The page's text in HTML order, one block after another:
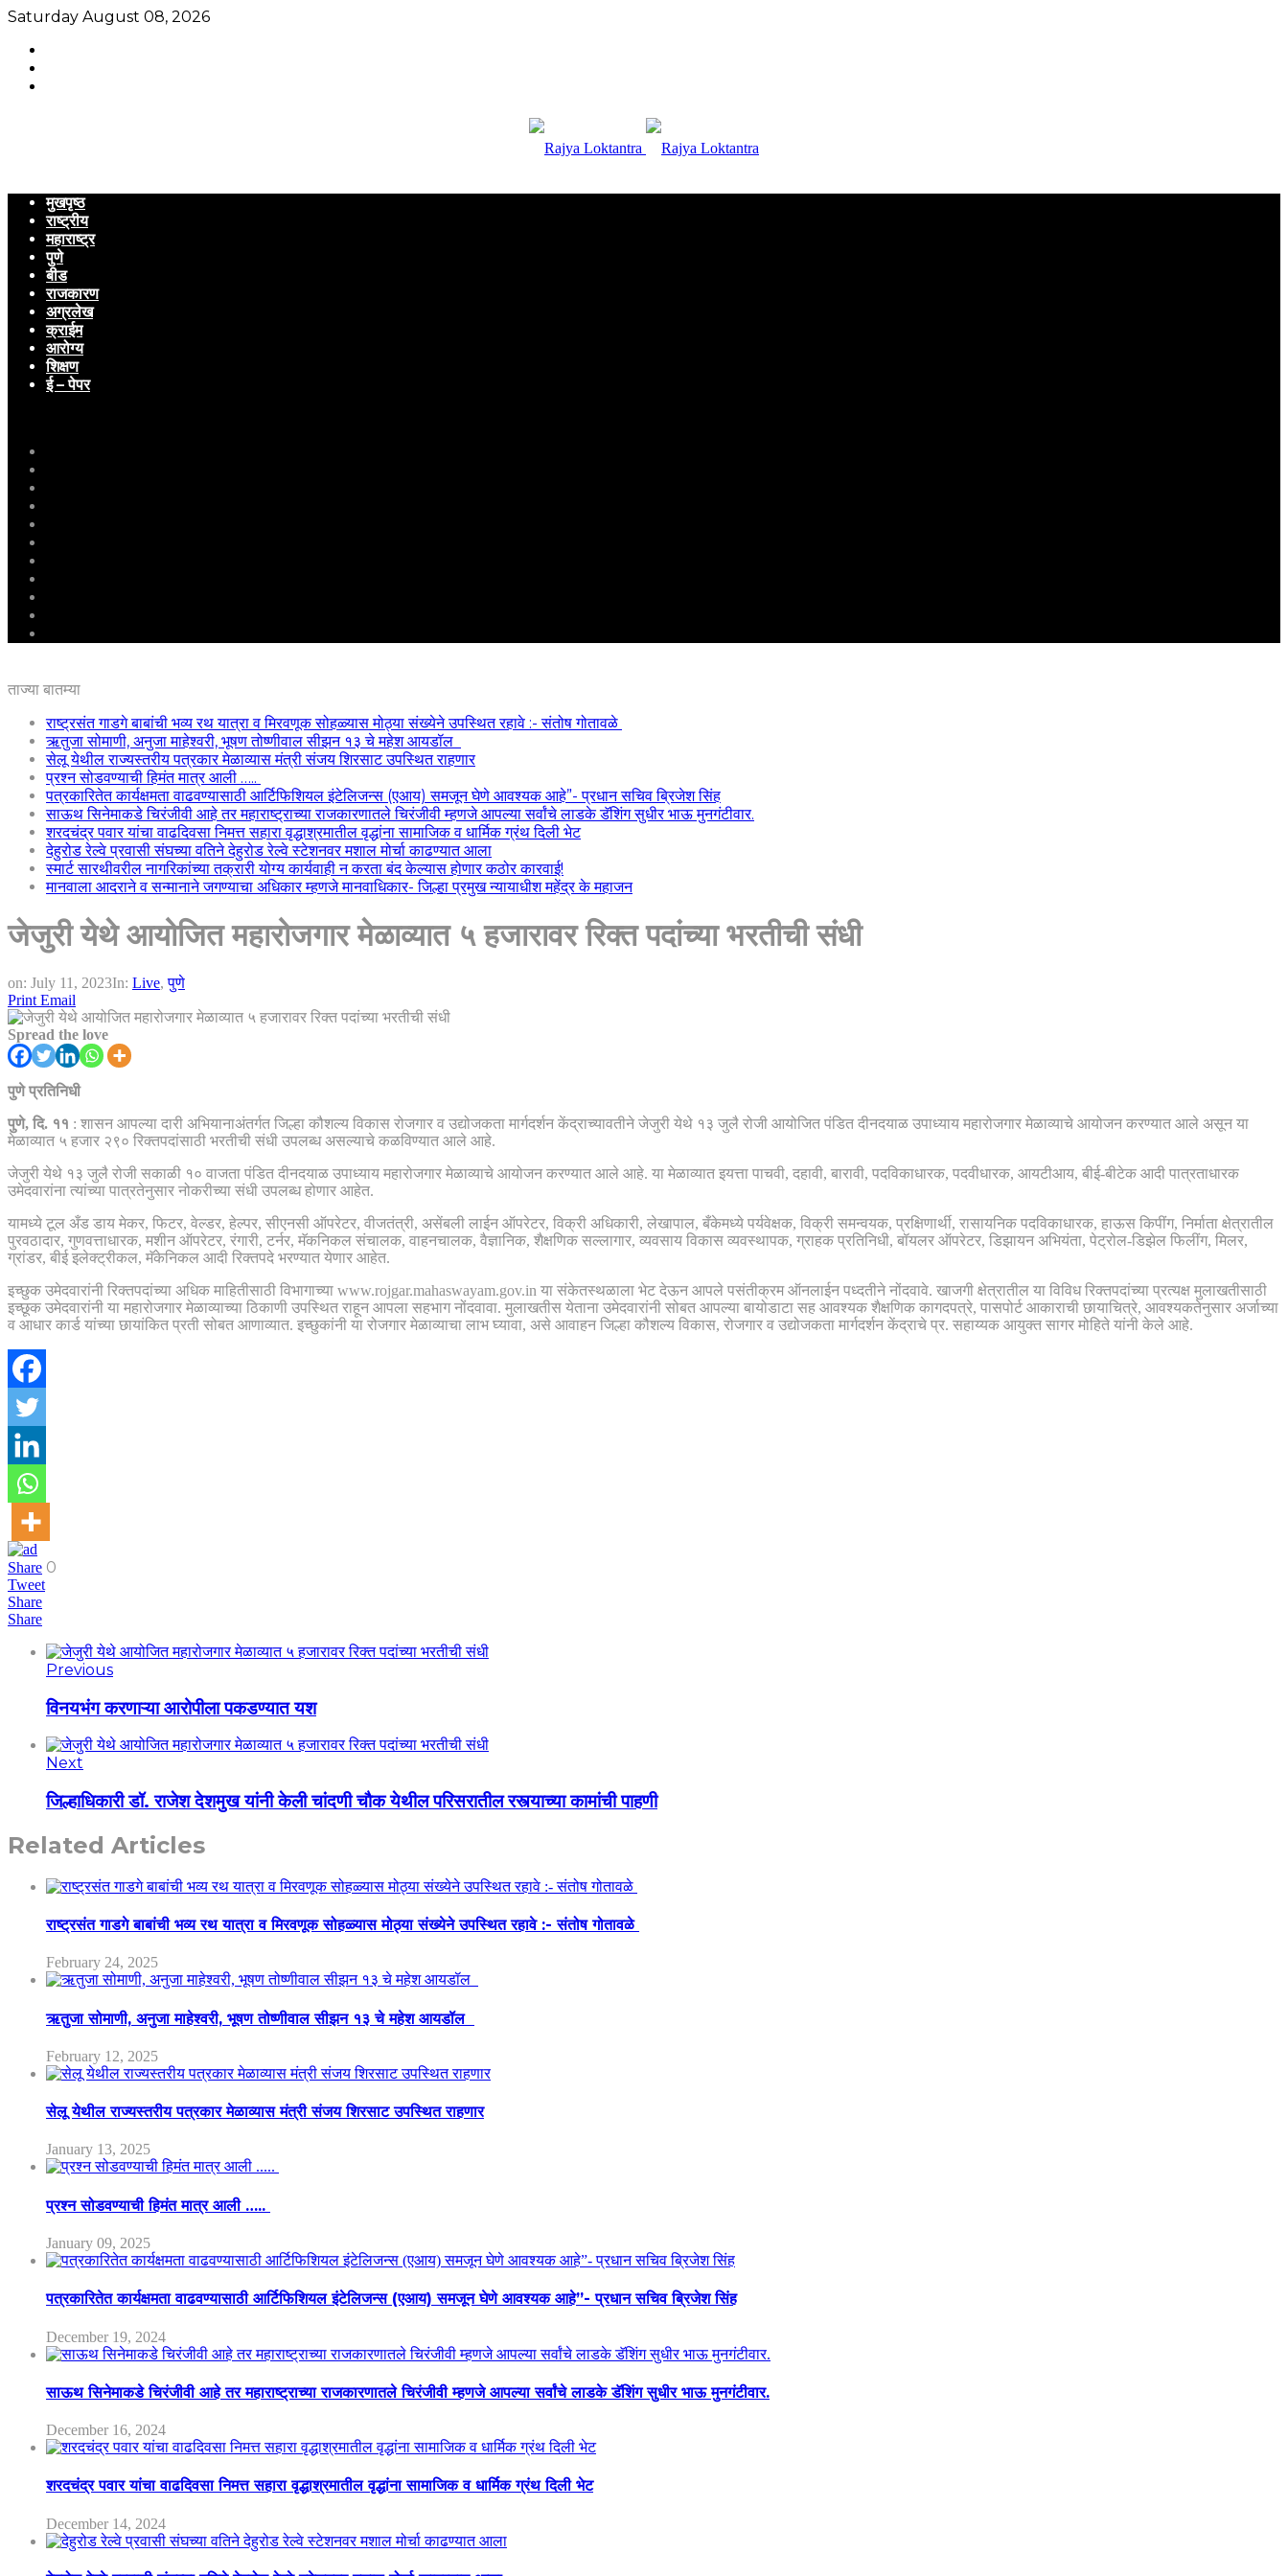
Saturday August 08, 2026
मुखपृष्ठ
राष्ट्रीय
महाराष्ट्र
पुणे
बीड
राजकारण
अग्रलेख
क्राईम
आरोग्य
शिक्षण
ई – पेपर
ताज्या बातम्या
राष्ट्रसंत गाडगे बाबांची भव्य रथ यात्रा व मिरवणूक सोहळ्यास मोठ्या संख्येने उपस्थित रहावे :- संतोष गोतावळे
ऋतुजा सोमाणी, अनुजा माहेश्वरी, भूषण तोष्णीवाल सीझन १३ चे महेश आयडॉल
सेलू येथील राज्यस्तरीय पत्रकार मेळाव्यास मंत्री संजय शिरसाट उपस्थित राहणार
प्रश्न सोडवण्याची हिमंत मात्र आली …..
पत्रकारितेत कार्यक्षमता वाढवण्यासाठी आर्टिफिशियल इंटेलिजन्स (एआय) समजून घेणे आवश्यक आहे”- प्रधान सचिव ब्रिजेश सिंह
साऊथ सिनेमाकडे चिरंजीवी आहे तर महाराष्ट्राच्या राजकारणातले चिरंजीवी म्हणजे आपल्या सर्वांचे लाडके डॅशिंग सुधीर भाऊ मुनगंटीवार.
शरदचंद्र पवार यांचा वाढदिवसा निमत्त सहारा वृद्धाश्रमातील वृद्धांना सामाजिक व धार्मिक ग्रंथ दिली भेट
देहुरोड रेल्वे प्रवासी संघच्या वतिने देहुरोड रेल्वे स्टेशनवर मशाल मोर्चा काढण्यात आला
स्मार्ट सारथीवरील नागरिकांच्या तक्रारी योग्य कार्यवाही न करता बंद केल्यास होणार कठोर कारवाई!
मानवाला आदराने व सन्मानाने जगण्याचा अधिकार म्हणजे मानवाधिकार- जिल्हा प्रमुख न्यायाधीश महेंद्र के महाजन
जेजुरी येथे आयोजित महारोजगार मेळाव्यात ५ हजारावर रिक्त पदांच्या भरतीची संधी
on: July 11, 2023In: Live,पुणे
Print Email
Spread the love
पुणे प्रतिनिधी
पुणे, दि. ११ : शासन आपल्या दारी अभियानाअंतर्गत जिल्हा कौशल्य विकास रोजगार व उद्योजकता मार्गदर्शन केंद्राच्यावतीने जेजुरी येथे १३ जुलै रोजी आयोजित पंडित दीनदयाळ उपाध्याय महारोजगार मेळाव्याचे आयोजन करण्यात आले असून या
मेळाव्यात ५ हजार २९० रिक्तपदांसाठी भरतीची संधी उपलब्ध असल्याचे कळविण्यात आले आहे.
जेजुरी येथे १३ जुलै रोजी सकाळी १० वाजता पंडित दीनदयाळ उपाध्याय महारोजगार मेळाव्याचे आयोजन करण्यात आले आहे. या मेळाव्यात इयत्ता पाचवी, दहावी, बारावी, पदविकाधारक, पदवीधारक, आयटीआय, बीई-बीटेक आदी पात्रताधारक
उमेदवारांना त्यांच्या पात्रतेनुसार नोकरीच्या संधी उपलब्ध होणार आहेत.
यामध्ये टूल अँड डाय मेकर, फिटर, वेल्डर, हेल्पर, सीएनसी ऑपरेटर, वीजतंत्री, असेंबली लाईन ऑपरेटर, विक्री अधिकारी, लेखापाल, बँकेमध्ये पर्यवेक्षक, विक्री समन्वयक, प्रक्षिणार्थी, रासायनिक पदविकाधारक, हाऊस किपींग, निर्माता क्षेत्रातील
पुरवठादार, गुणवत्ताधारक, मशीन ऑपरेटर, रंगारी, टर्नर, मॅकनिकल संचालक, वाहनचालक, वैज्ञानिक, शैक्षणिक सल्लागार, व्यवसाय विकास व्यवस्थापक, ग्राहक प्रतिनिधी, बॉयलर ऑपरेटर, डिझायन अभियंता, पेट्रोल-डिझेल फिलींग, मिलर,
ग्रांडर, बीई इलेक्ट्रीकल, मॅकेनिकल आदी रिक्तपदे भरण्यात येणार आहेत.
इच्छुक उमेदवारांनी रिक्तपदांच्या अधिक माहितीसाठी विभागाच्या www.rojgar.mahaswayam.gov.in या संकेतस्थळाला भेट देऊन आपले पसंतीक्रम ऑनलाईन पध्दतीने नोंदवावे. खाजगी क्षेत्रातील या विविध रिक्तपदांच्या प्रत्यक्ष मुलाखतीसाठी
इच्छूक उमेदवारांनी या महारोजगार मेळाव्याच्या ठिकाणी उपस्थित राहून आपला सहभाग नोंदवावा. मुलाखतीस येताना उमेदवारांनी सोबत आपल्या बायोडाटा सह आवश्यक शैक्षणिक कागदपत्रे, पासपोर्ट आकाराची छायाचित्रे, आवश्यकतेनुसार अर्जाच्या
व आधार कार्ड यांच्या छायांकित प्रती सोबत आणाव्यात. इच्छुकांनी या रोजगार मेळाव्याचा लाभ घ्यावा, असे आवाहन जिल्हा कौशल्य विकास, रोजगार व उद्योजकता मार्गदर्शन केंद्राचे प्र. सहाय्यक आयुक्त सागर मोहिते यांनी केले आहे.
Share 0
Tweet
Share
Share
Previous
विनयभंग करणाऱ्या आरोपीला पकडण्यात यश
Next
जिल्हाधिकारी डॉ. राजेश देशमुख यांनी केली चांदणी चौक येथील परिसरातील रस्त्याच्या कामांची पाहणी
Related Articles
राष्ट्रसंत गाडगे बाबांची भव्य रथ यात्रा व मिरवणूक सोहळ्यास मोठ्या संख्येने उपस्थित रहावे :- संतोष गोतावळे
February 24, 2025
ऋतुजा सोमाणी, अनुजा माहेश्वरी, भूषण तोष्णीवाल सीझन १३ चे महेश आयडॉल
February 12, 2025
सेलू येथील राज्यस्तरीय पत्रकार मेळाव्यास मंत्री संजय शिरसाट उपस्थित राहणार
January 13, 2025
प्रश्न सोडवण्याची हिमंत मात्र आली …..
January 09, 2025
पत्रकारितेत कार्यक्षमता वाढवण्यासाठी आर्टिफिशियल इंटेलिजन्स (एआय) समजून घेणे आवश्यक आहे”- प्रधान सचिव ब्रिजेश सिंह
December 19, 2024
साऊथ सिनेमाकडे चिरंजीवी आहे तर महाराष्ट्राच्या राजकारणातले चिरंजीवी म्हणजे आपल्या सर्वांचे लाडके डॅशिंग सुधीर भाऊ मुनगंटीवार.
December 16, 2024
शरदचंद्र पवार यांचा वाढदिवसा निमत्त सहारा वृद्धाश्रमातील वृद्धांना सामाजिक व धार्मिक ग्रंथ दिली भेट
December 14, 2024